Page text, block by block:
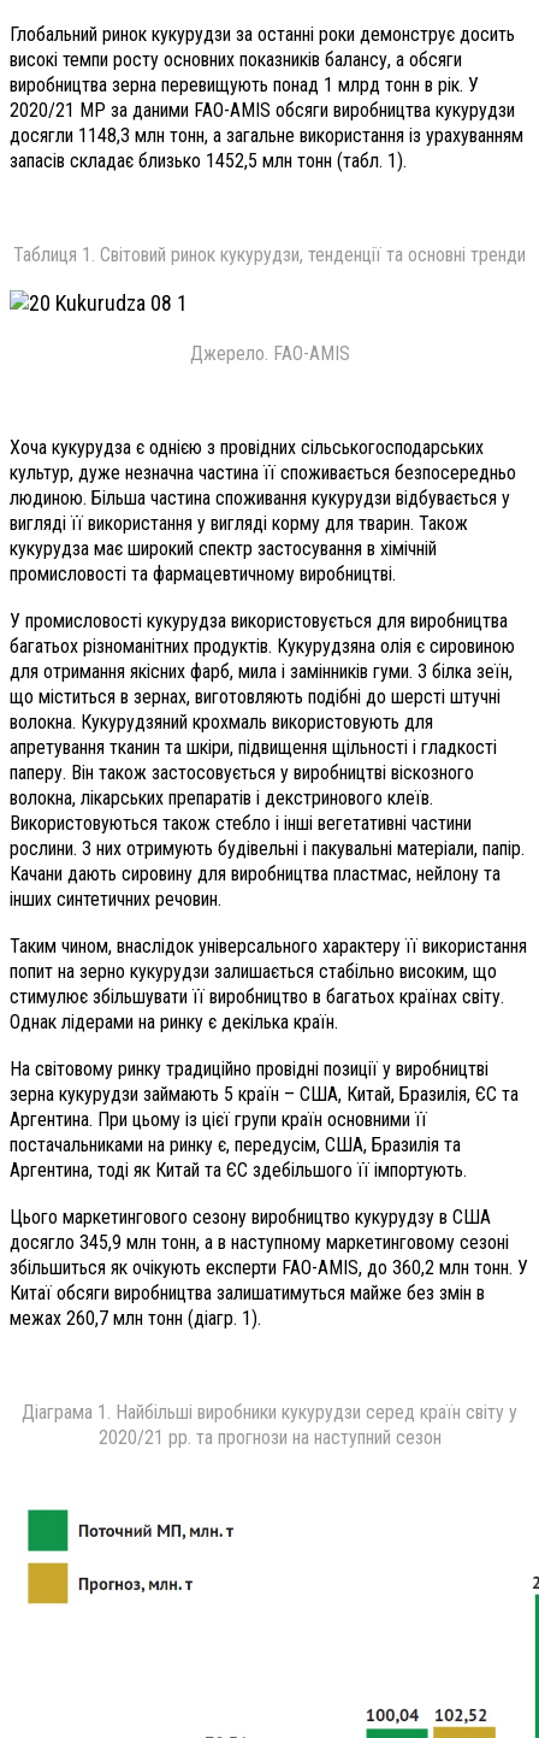
Глобальний ринок кукурудзи за останні роки демонструє досить
високі темпи росту основних показників балансу, а обсяги
виробництва зерна перевищують понад 1 млрд тонн в рік. У
2020/21 МР за даними FAO-AMIS обсяги виробництва кукурудзи
досягли 1148,3 млн тонн, а загальне використання із урахуванням
запасів складає близько 1452,5 млн тонн (табл. 1).
Таблиця 1. Світовий ринок кукурудзи, тенденції та основні тренди
Джерело. FAO-AMIS
Хоча кукурудза є однією з провідних сільськогосподарських
культур, дуже незначна частина її споживається безпосередньо
людиною. Більша частина споживання кукурудзи відбувається у
вигляді її використання у вигляді корму для тварин. Також
кукурудза має широкий спектр застосування в хімічній
промисловості та фармацевтичному виробництві.
У промисловості кукурудза використовується для виробництва
багатьох різноманітних продуктів. Кукурудзяна олія є сировиною
для отримання якісних фарб, мила і замінників гуми. З білка зеїн,
що міститься в зернах, виготовляють подібні до шерсті штучні
волокна. Кукурудзяний крохмаль використовують для
апретування тканин та шкіри, підвищення щільності і гладкості
паперу. Він також застосовується у виробництві віскозного
волокна, лікарських препаратів і декстринового клеїв.
Використовуються також стебло і інші вегетативні частини
рослини. З них отримують будівельні і пакувальні матеріали, папір.
Качани дають сировину для виробництва пластмас, нейлону та
інших синтетичних речовин.
Таким чином, внаслідок універсального характеру її використання
попит на зерно кукурудзи залишається стабільно високим, що
стимулює збільшувати її виробництво в багатьох країнах світу.
Однак лідерами на ринку є декілька країн.
На світовому ринку традиційно провідні позиції у виробництві
зерна кукурудзи займають 5 країн – США, Китай, Бразилія, ЄС та
Аргентина. При цьому із цієї групи країн основними її
постачальниками на ринку є, передусім, США, Бразилія та
Аргентина, тоді як Китай та ЄС здебільшого її імпортують.
Цього маркетингового сезону виробництво кукурудзу в США
досягло 345,9 млн тонн, а в наступному маркетинговому сезоні
збільшиться як очікують експерти FAO-AMIS, до 360,2 млн тонн. У
Китаї обсяги виробництва залишатимуться майже без змін в
межах 260,7 млн тонн (діагр. 1).
Діаграма 1. Найбільші виробники кукурудзи серед країн світу у
2020/21 рр. та прогнози на наступний сезон